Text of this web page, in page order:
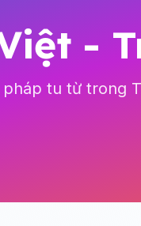
-
tu từ trong